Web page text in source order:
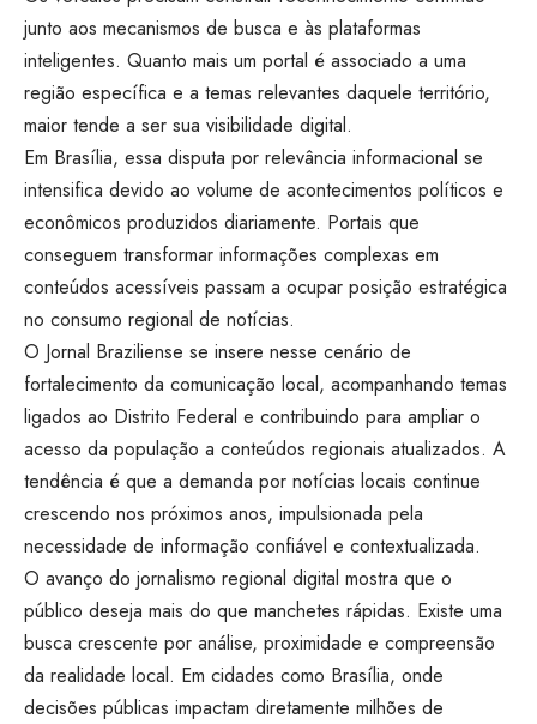
junto aos mecanismos de busca e às plataformas
inteligentes. Quanto mais um portal é associado a uma
região específica e a temas relevantes daquele território,
maior tende a ser sua visibilidade digital.
Em Brasília, essa disputa por relevância informacional se
intensifica devido ao volume de acontecimentos políticos e
econômicos produzidos diariamente. Portais que
conseguem transformar informações complexas em
conteúdos acessíveis passam a ocupar posição estratégica
no consumo regional de notícias.
O Jornal Braziliense se insere nesse cenário de
fortalecimento da comunicação local, acompanhando temas
ligados ao Distrito Federal e contribuindo para ampliar o
acesso da população a conteúdos regionais atualizados. A
tendência é que a demanda por notícias locais continue
crescendo nos próximos anos, impulsionada pela
necessidade de informação confiável e contextualizada.
O avanço do jornalismo regional digital mostra que o
público deseja mais do que manchetes rápidas. Existe uma
busca crescente por análise, proximidade e compreensão
da realidade local. Em cidades como Brasília, onde
decisões públicas impactam diretamente milhões de